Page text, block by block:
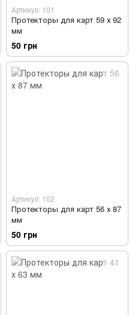
Артикул: 101
Протекторы для карт 59 х 92
мм
50 грн
Артикул: 102
Протекторы для карт 56 х 87
мм
50 грн